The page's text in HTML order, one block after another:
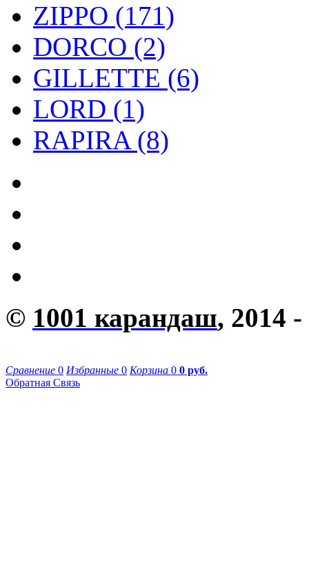
ZIPPO (171)
DORCO (2)
GILLETTE (6)
LORD (1)
RAPIRA (8)
© 1001 карандаш, 2014 -
Сравнение 0 Избранные 0 Корзина 0 0 руб.
Обратная Связь